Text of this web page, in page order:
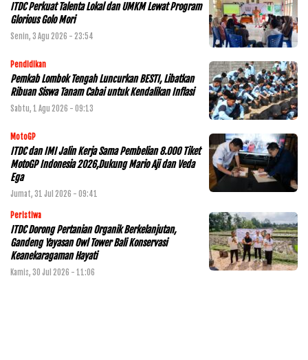
ITDC Perkuat Talenta Lokal dan UMKM Lewat Program
Glorious Golo Mori
Senin, 3 Agu 2026 - 23:54
Pendidikan
Pemkab Lombok Tengah Luncurkan BESTI, Libatkan
Ribuan Siswa Tanam Cabai untuk Kendalikan Inflasi
Sabtu, 1 Agu 2026 - 09:13
MotoGP
ITDC dan IMI Jalin Kerja Sama Pembelian 8.000 Tiket
MotoGP Indonesia 2026,Dukung Mario Aji dan Veda
Ega
Jumat, 31 Jul 2026 - 09:41
Peristiwa
ITDC Dorong Pertanian Organik Berkelanjutan,
Gandeng Yayasan Owl Tower Bali Konservasi
Keanekaragaman Hayati
Kamis, 30 Jul 2026 - 11:06